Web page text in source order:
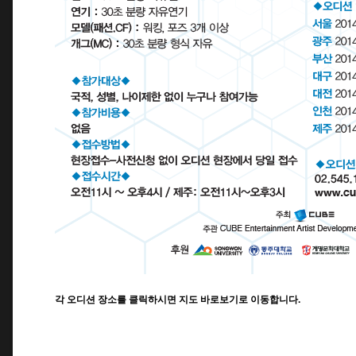
각 오디션 장소를 클릭하시면 지도 바로보기로 이동합니다.